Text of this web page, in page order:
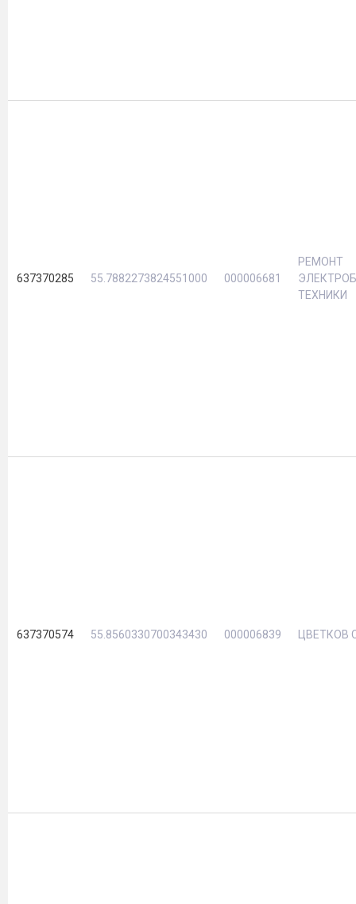
637370285 55.7882273824551000 000006681
РЕМОНТ
ТЕХНИКИ
637370574 55.8560330700343430 000006839 ЦВЕТКОВ